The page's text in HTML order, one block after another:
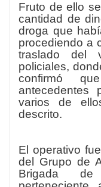
Fruto de ello
cantidad de
droga que
procediendo a
traslado del
policiales,
confirmó
antecedentes
varios de
descrito.
El operativo
del Grupo de
Brigada de